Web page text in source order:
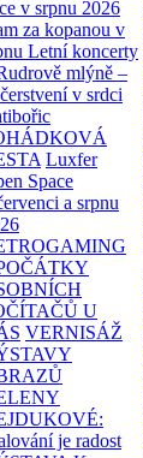
v srpnu 2026
za kopanou v
Letní koncerty
mlýně –
v srdci
Luxfer
Space
a srpnu
U
VERNISÁŽ
je radost